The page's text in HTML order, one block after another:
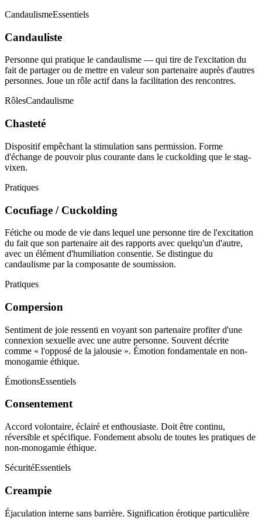
CandaulismeEssentiels
Candauliste
Personne qui pratique le candaulisme — qui tire de l'excitation du
fait de partager ou de mettre en valeur son partenaire auprès d'autres
personnes. Joue un rôle actif dans la facilitation des rencontres.
RôlesCandaulisme
Chasteté
Dispositif empêchant la stimulation sans permission. Forme
d'échange de pouvoir plus courante dans le cuckolding que le stag-
vixen.
Pratiques
Cocufiage / Cuckolding
Fétiche ou mode de vie dans lequel une personne tire de l'excitation
du fait que son partenaire ait des rapports avec quelqu'un d'autre,
avec un élément d'humiliation consentie. Se distingue du
candaulisme par la composante de soumission.
Pratiques
Compersion
Sentiment de joie ressenti en voyant son partenaire profiter d'une
connexion sexuelle avec une autre personne. Souvent décrite
comme « l'opposé de la jalousie ». Émotion fondamentale en non-
monogamie éthique.
ÉmotionsEssentiels
Consentement
Accord volontaire, éclairé et enthousiaste. Doit être continu,
réversible et spécifique. Fondement absolu de toutes les pratiques de
non-monogamie éthique.
SécuritéEssentiels
Creampie
Éjaculation interne sans barrière. Signification érotique particulière